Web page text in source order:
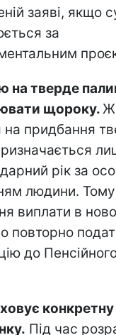
заяві, якщо
за
на тверде
щороку.
на придбання
рік за
людини.
виплати в
повторно
до
Під час